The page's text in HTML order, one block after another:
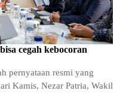
cegah kebocoran
pernyataan resmi yang
Kamis, Nezar Patria, Wakil